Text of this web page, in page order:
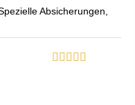
Absicherungen,